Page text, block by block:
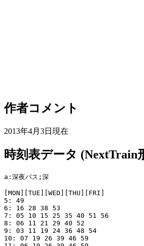
作者コメント
2013年4月3日現在
時刻表データ (NextTrain
a:深夜バス;深
[MON][TUE][WED][THU][FRI]
5: 49
6: 16 28 38 53
7: 05 10 15 25 35 40 51 56
8: 06 11 21 29 40 52
9: 03 11 19 24 36 48 54
10: 07 19 26 39 46 59